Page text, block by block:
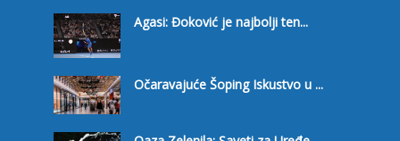
Agasi: Đoković je najbolji ten...
Očaravajuće Šoping Iskustvo u ...